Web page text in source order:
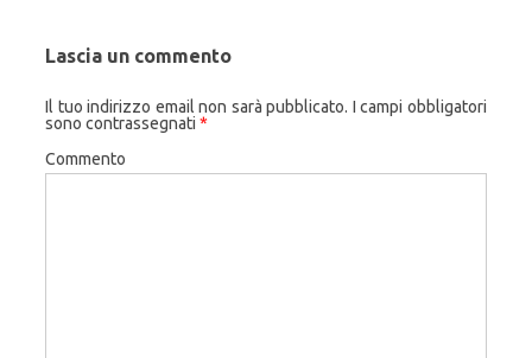
Lascia un commento
Il tuo indirizzo email non sarà pubblicato. I campi obbligatori
sono contrassegnati *
Commento